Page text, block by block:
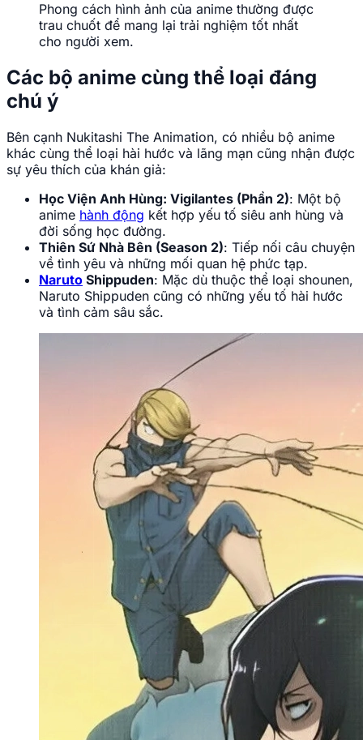
Phong cách hình ảnh của anime thường được
trau chuốt để mang lại trải nghiệm tốt nhất
cho người xem.
Các bộ anime cùng thể loại đáng
chú ý
Bên cạnh Nukitashi The Animation, có nhiều bộ anime
khác cùng thể loại hài hước và lãng mạn cũng nhận được
sự yêu thích của khán giả:
Học Viện Anh Hùng: Vigilantes (Phần 2): Một bộ
anime hành động kết hợp yếu tố siêu anh hùng và
đời sống học đường.
Thiên Sứ Nhà Bên (Season 2): Tiếp nối câu chuyện
về tình yêu và những mối quan hệ phức tạp.
Naruto Shippuden: Mặc dù thuộc thể loại shounen,
Naruto Shippuden cũng có những yếu tố hài hước
và tình cảm sâu sắc.